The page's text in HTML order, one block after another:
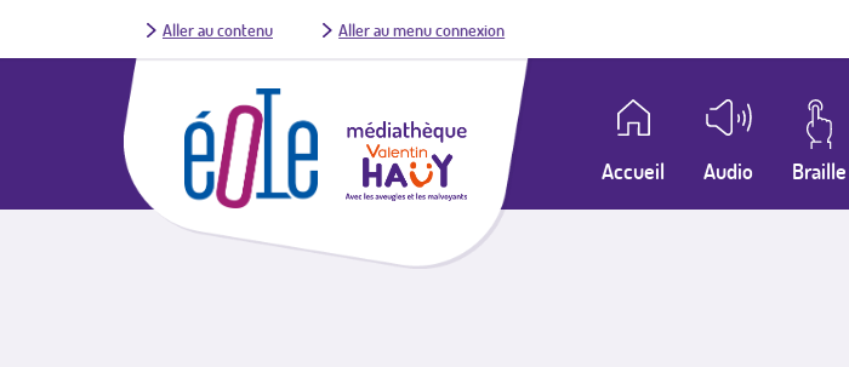
Aller au contenu Aller au menu connexion
Accueil Audio Braille